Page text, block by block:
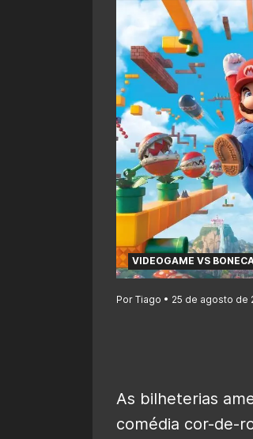
VIDEOGAME VS
Por Tiago • 25 de agosto de
As bilheterias
comédia cor-de-